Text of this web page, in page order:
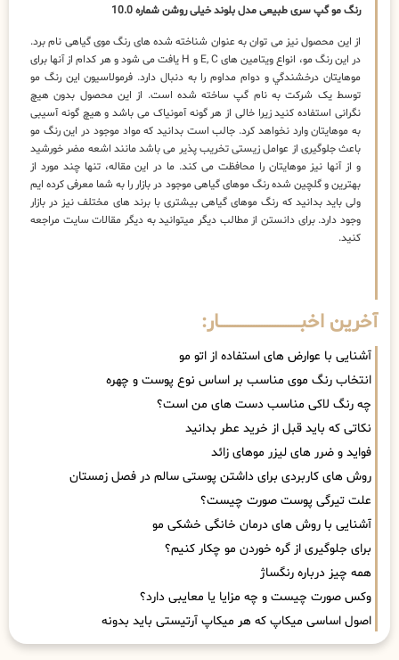
رنگ مو گپ سری طبیعی مدل بلوند خیلی روشن شماره 10.0
از این محصول نیز می توان به عنوان شناخته شده های رنگ موی گیاهی نام برد.
در این رنگ مو، انواع ویتامین های E, C و H یافت می شود و هر کدام از آنها برای
موهایتان درخشندگي و دوام مداوم را به دنبال دارد. فرمولاسیون این رنگ مو
توسط یک شرکت به نام گپ ساخته شده است. از این محصول بدون هیچ
نگرانی استفاده کنید زیرا خالی از هر گونه آمونیاک می باشد و هیچ گونه آسیبی
به موهایتان وارد نخواهد کرد. جالب است بدانید که مواد موجود در این رنگ مو
باعث جلوگیری از عوامل زیستی تخریب پذیر می باشد مانند اشعه مضر خورشید
و از آنها نیز موهایتان را محافظت می کند. ما در این مقاله، تنها چند مورد از
بهترین و گلچین شده رنگ موهای گیاهی موجود در بازار را به شما معرفی کرده ایم
ولی باید بدانید که رنگ موهای گیاهی بیشتری با برند های مختلف نیز در بازار
وجود دارد. برای دانستن از مطالب دیگر میتوانید به دیگر مقالات‌ سایت مراجعه
کنید.
آخرین اخبــــــــــــــــــــــــــــــار:
آشنایی با عوارض های استفاده از اتو مو
انتخاب رنگ موی مناسب بر اساس نوع پوست و چهره
چه رنگ لاکی مناسب دست های من است؟
نکاتی که باید قبل از خرید عطر بدانید
فواید و ضرر های لیزر موهای زائد
روش های کاربردی برای داشتن پوستی سالم در فصل زمستان
علت تیرگی پوست صورت چیست؟
آشنایی با روش های درمان خانگی خشکی مو
برای جلوگیری از گره خوردن مو چکار کنیم؟
همه چیز درباره رنگساژ
وکس صورت چیست و چه مزایا یا معایبی دارد؟
اصول اساسی میکاپ که هر میکاپ آرتیستی باید بدونه